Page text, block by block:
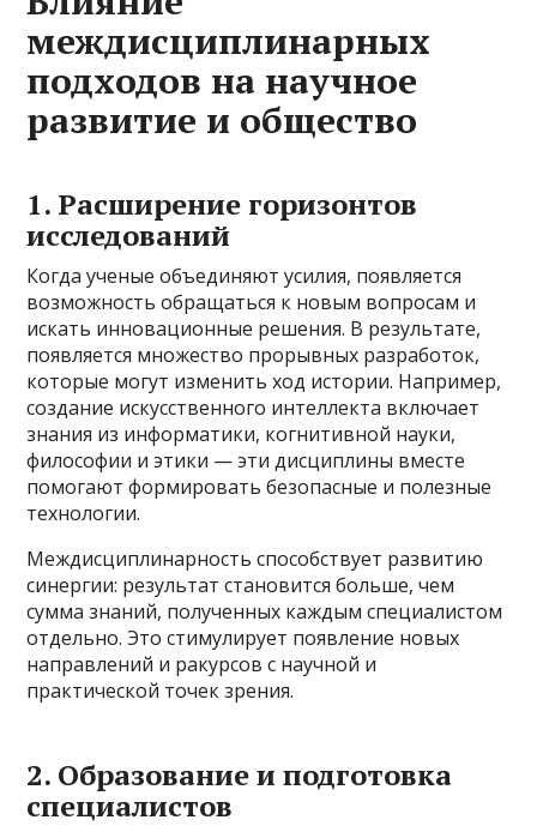
междисциплинарных
подходов на научное
развитие и общество
1. Расширение горизонтов
исследований
Когда ученые объединяют усилия, появляется
возможность обращаться к новым вопросам и
искать инновационные решения. В результате,
появляется множество прорывных разработок,
которые могут изменить ход истории. Например,
создание искусственного интеллекта включает
знания из информатики, когнитивной науки,
философии и этики — эти дисциплины вместе
помогают формировать безопасные и полезные
технологии.
Междисциплинарность способствует развитию
синергии: результат становится больше, чем
сумма знаний, полученных каждым специалистом
отдельно. Это стимулирует появление новых
направлений и ракурсов с научной и
практической точек зрения.
2. Образование и подготовка
специалистов